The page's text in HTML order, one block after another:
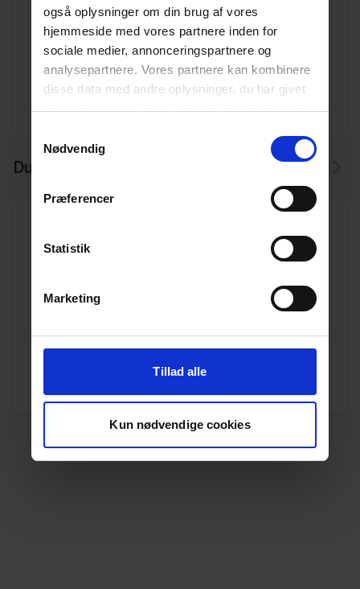
også oplysninger om din brug af vores
hjemmeside med vores partnere inden for
sociale medier, annonceringspartnere og
analysepartnere. Vores partnere kan kombinere
disse data med andre oplysninger, du har givet
dem, eller som de har indsamlet fra din brug af
Nødvendig
Præferencer
Statistik
Marketing
Tillad alle
Kun nødvendige cookies
160/110 45° Uponor PP kloakgrenrør
Varenr. 10196986
Pakkeinfo. STK.
Se produkt
Du kan måske i stedet bruge